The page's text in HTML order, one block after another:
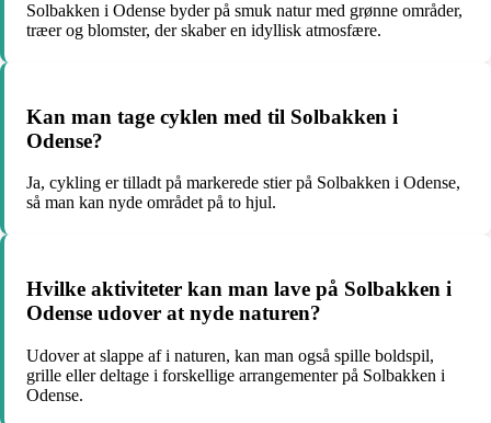
Solbakken i Odense byder på smuk natur med grønne områder,
træer og blomster, der skaber en idyllisk atmosfære.
Kan man tage cyklen med til Solbakken i
Odense?
Ja, cykling er tilladt på markerede stier på Solbakken i Odense,
så man kan nyde området på to hjul.
Hvilke aktiviteter kan man lave på Solbakken i
Odense udover at nyde naturen?
Udover at slappe af i naturen, kan man også spille boldspil,
grille eller deltage i forskellige arrangementer på Solbakken i
Odense.